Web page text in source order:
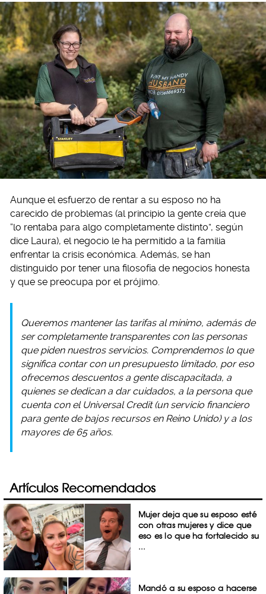
Aunque el esfuerzo de rentar a su esposo no ha
carecido de problemas (al principio la gente creía que
“lo rentaba para algo completamente distinto”, según
dice Laura), el negocio le ha permitido a la familia
enfrentar la crisis económica. Además, se han
distinguido por tener una filosofía de negocios honesta
y que se preocupa por el prójimo.
Queremos mantener las tarifas al mínimo, además de
ser completamente transparentes con las personas
que piden nuestros servicios. Comprendemos lo que
significa contar con un presupuesto limitado, por eso
ofrecemos descuentos a gente discapacitada, a
quienes se dedican a dar cuidados, a la persona que
cuenta con el Universal Credit (un servicio financiero
para gente de bajos recursos en Reino Unido) y a los
mayores de 65 años.
Artículos Recomendados
Mujer deja que su esposo esté
con otras mujeres y dice que
eso es lo que ha fortalecido su
...
Mandó a su esposo a hacerse